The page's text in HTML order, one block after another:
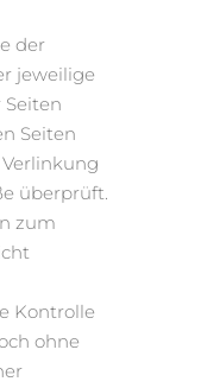
der
jeweilige
Seiten
überprüft.
zum
Kontrolle
ohne